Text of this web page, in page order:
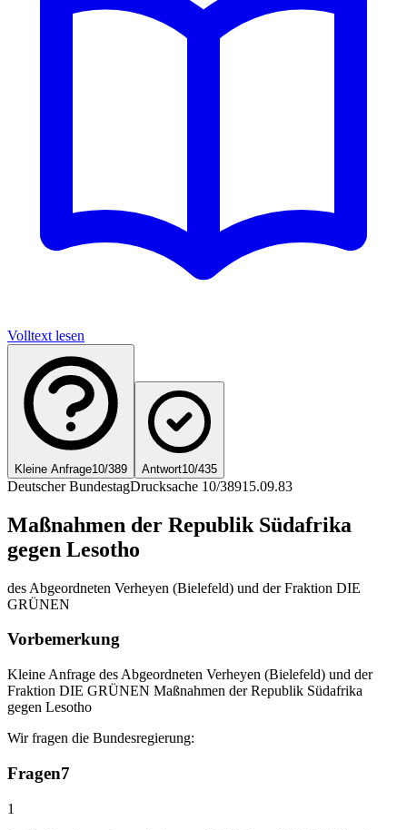
Volltext lesen
Kleine Anfrage10/389 Antwort10/435
Deutscher BundestagDrucksache 10/38915.09.83
Maßnahmen der Republik Südafrika
gegen Lesotho
des Abgeordneten Verheyen (Bielefeld) und der Fraktion DIE
GRÜNEN
Vorbemerkung
Kleine Anfrage des Abgeordneten Verheyen (Bielefeld) und der
Fraktion DIE GRÜNEN Maßnahmen der Republik Südafrika
gegen Lesotho
Wir fragen die Bundesregierung:
Fragen7
1